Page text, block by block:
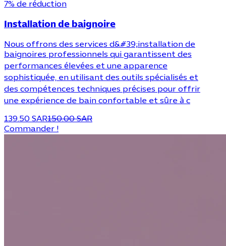
7% de réduction
Installation de baignoire
Nous offrons des services d&#39;installation de
baignoires professionnels qui garantissent des
performances élevées et une apparence
sophistiquée, en utilisant des outils spécialisés et
des compétences techniques précises pour offrir
une expérience de bain confortable et sûre à c
139.50 SAR150.00 SAR
Commander !